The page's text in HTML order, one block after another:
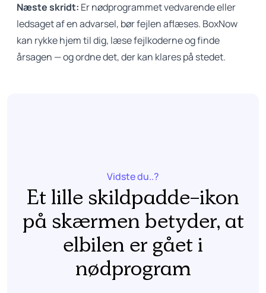
Næste skridt: Er nødprogrammet vedvarende eller
ledsaget af en advarsel, bør fejlen aflæses. BoxNow
kan rykke hjem til dig, læse fejlkoderne og finde
årsagen — og ordne det, der kan klares på stedet.
Vidste du..?
Et lille skildpadde-ikon
på skærmen betyder, at
elbilen er gået i
nødprogram